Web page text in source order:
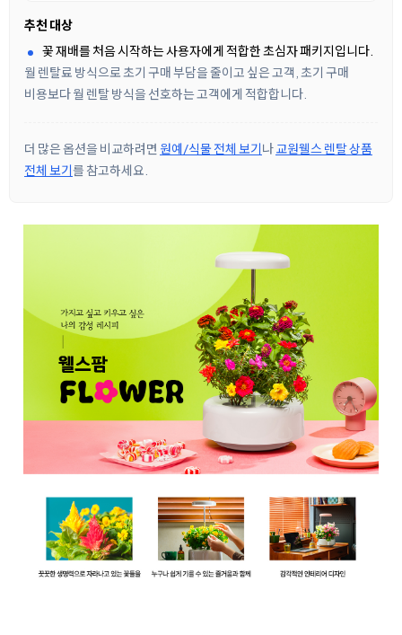
추천 대상
꽃 재배를 처음 시작하는 사용자에게 적합한 초심자 패키지입니다.
월 렌탈료 방식으로 초기 구매 부담을 줄이고 싶은 고객, 초기 구매
비용보다 월 렌탈 방식을 선호하는 고객에게 적합합니다.
더 많은 옵션을 비교하려면 원예/식물 전체 보기나교원웰스 렌탈 상품
전체 보기를 참고하세요.